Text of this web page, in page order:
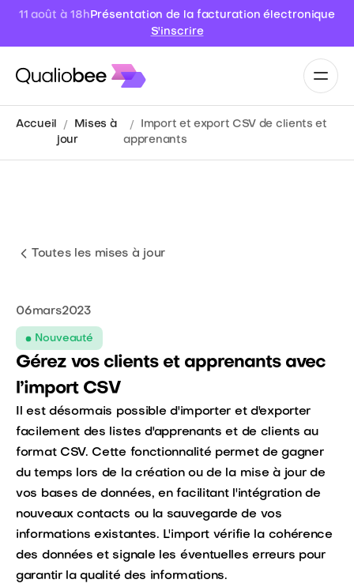
11 août à 18h Présentation de la facturation électronique
S'inscrire
Accueil
Mises à
jour
Import et export CSV de clients et
apprenants
Toutes les mises à jour
06mars2023
Nouveauté
Gérez vos clients et apprenants avec
l’import CSV
Il est désormais possible d'importer et d'exporter
facilement des listes d'apprenants et de clients au
format CSV. Cette fonctionnalité permet de gagner
du temps lors de la création ou de la mise à jour de
vos bases de données, en facilitant l'intégration de
nouveaux contacts ou la sauvegarde de vos
informations existantes. L'import vérifie la cohérence
des données et signale les éventuelles erreurs pour
garantir la qualité des informations.